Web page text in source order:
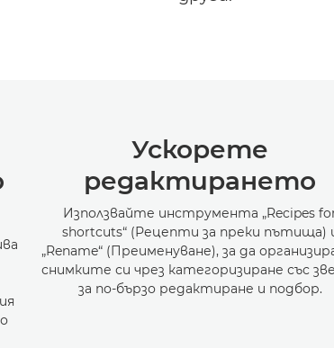
Ускорете
редактирането
Използвайте инструмента „Recipes
shortcuts“ (Рецепти за преки пътища)
„Rename“ (Преименуване), за да
снимките си чрез категоризиране със
за по-бързо редактиране и подбор.